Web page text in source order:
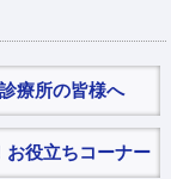
療所の皆様へ
お役立ちコーナー